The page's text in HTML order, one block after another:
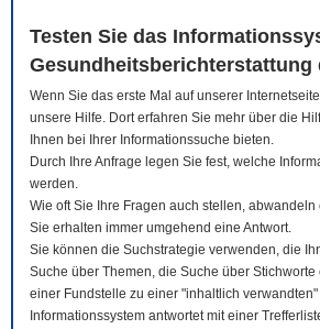
Testen Sie das
Gesundheitsberichterstattung
Wenn Sie das erste Mal auf unserer
unsere Hilfe. Dort erfahren Sie mehr über die
Ihnen bei Ihrer Informationssuche bieten.
Durch Ihre Anfrage legen Sie fest, welche
werden.
Wie oft Sie Ihre Fragen auch stellen,
Sie erhalten immer umgehend eine Antwort.
Sie können die Suchstrategie verwenden, die
Suche über Themen, die Suche über
einer Fundstelle zu einer "inhaltlich
Informationssystem antwortet mit einer